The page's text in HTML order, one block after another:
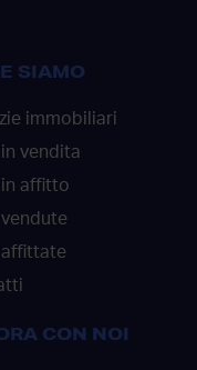
SIAMO
immobiliari
vendita
in affitto
affittate
CON NOI